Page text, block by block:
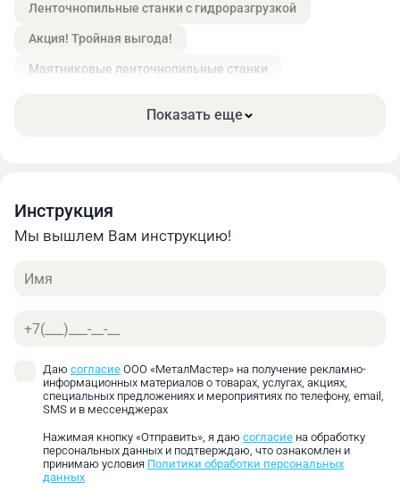
Пильная рама поднимается вручную, а опускается
за счет гидроразгрузки. Скорость опускания
Ленточнопильные станки с гидроразгрузкой
Акция! Тройная выгода!
Маятниковые ленточнопильные станки
Показать еще
Инструкция
Мы вышлем Вам инструкцию!
Имя
Телефон
Даю согласие ООО «МеталМастер» на получение рекламно-
информационных материалов о товарах, услугах, акциях,
специальных предложениях и мероприятиях по телефону, email,
SMS и в мессенджерах
Нажимая кнопку «Отправить», я даю согласие на обработку
персональных данных и подтверждаю, что ознакомлен и
принимаю условия Политики обработки персональных
данных